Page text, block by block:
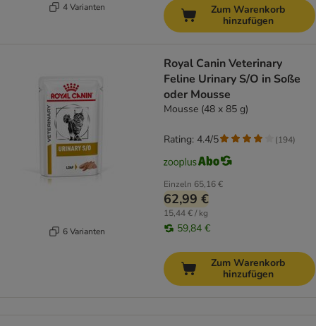
4 Varianten
Zum Warenkorb
hinzufügen
6 Varianten
Royal Canin Veterinary
Feline Urinary S/O in Soße
oder Mousse
Mousse (48 x 85 g)
Einzeln 65,16 €
62,99 €
15,44 € / kg
59,84 €
Rating: 4.4/5 (194)
Zum Warenkorb
hinzufügen